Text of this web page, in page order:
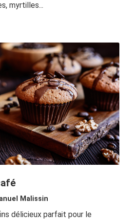
myrtilles...
Malissin
délicieux parfait pour le